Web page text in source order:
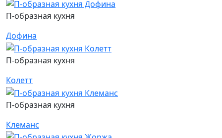
П-образная кухня
Дофина
П-образная кухня
Колетт
П-образная кухня
Клеманс